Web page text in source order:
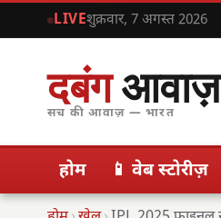
LIVEशुक्रवार, 7 अगस्त 2026
दबंगआवाज़
सच की आवाज़ — भारत
होम 📱 वेब स्टोरीज़